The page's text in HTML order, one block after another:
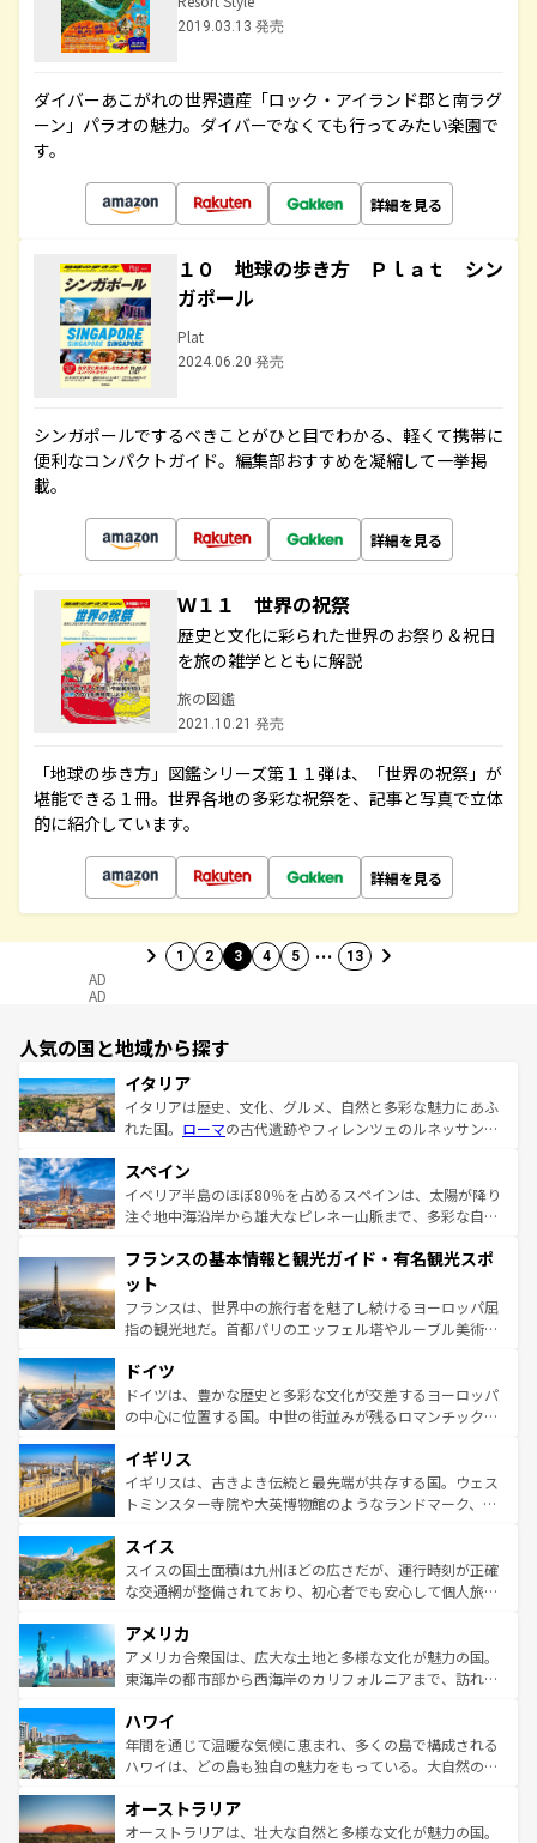
2019.03.13 発売
ダイバーあこがれの世界遺産「ロック・アイランド郡と南ラグ
ーン」パラオの魅力。ダイバーでなくても行ってみたい楽園で
す。
詳細を見る
１０ 地球の歩き方 Ｐｌａｔ シン
ガポール
Plat
2024.06.20 発売
シンガポールでするべきことがひと目でわかる、軽くて携帯に
便利なコンパクトガイド。編集部おすすめを凝縮して一挙掲
載。
詳細を見る
Ｗ１１ 世界の祝祭
歴史と文化に彩られた世界のお祭り＆祝日
を旅の雑学とともに解説
旅の図鑑
2021.10.21 発売
「地球の歩き方」図鑑シリーズ第１１弾は、「世界の祝祭」が
堪能できる１冊。世界各地の多彩な祝祭を、記事と写真で立体
的に紹介しています。
詳細を見る
1 2 3 4 5 … 13
AD
AD
人気の国と地域から探す
イタリア
イタリアは歴史、文化、グルメ、自然と多彩な魅力にあふ
れた国。 ローマの古代遺跡やフィレンツェのルネッサンス
ろん、トスカーナの美しい田園風景やアマルフィ海岸の絶
景など、自然景観も見逃せない。観光の合間には、本場の
ピザやパスタなど、絶品のイタリア料理を堪能することも
ませてくれるイタリアで、忘れられない旅をしてみよう！
なお、新着のイタリア情報は
しい。
スペイン
イベリア半島のほぼ80％を占めるスペインは、太陽が降り
注ぐ地中海沿岸から雄大なピレネー山脈まで、多彩な自然
文化が根付くこの国では、情熱的なフラメンコ、熱気あふ
れる闘牛、そして美味しいタパスが生活の一部となってい
る。首都マドリードの洗練された雰囲気や、バルセロナの
アートに溢れた街角から、地方では古代ローマ遺跡や中世
せる。地方によって風土や気候が異なるスペインはその個
性で訪れる人を魅了する。 なお、新着のスペイン情報は コ
ンテンツ一覧を参照してほしい。
フランスの基本情報と観光ガイド・有名観光スポ
ット
フランスは、世界中の旅行者を魅了し続けるヨーロッパ屈
指の観光地だ。首都パリのエッフェル塔やルーブル美術館
で、幅広い魅力が詰まっている。華麗な宮殿、歴史的な大
聖堂、美しいビーチ、そして豊かな自然が、訪れる者を心
から魅了する。また、フランスは美食の国としても知ら
いる。シャンパンの発祥地であるランス、プロヴァンスの
香り高いラベンダー畑など、多彩な楽しみ方が可能だ。さ
らに、パリ以外の地域にも魅力が溢れており、どの街角に
れる地方に足を運ぶとそれぞれで全く異なる文化を体験で
きるだろう。 なお、新着のフランス情報はコンテンツ一覧
を参照してほしい。
ドイツ
ドイツは、豊かな歴史と多彩な文化が交差するヨーロッパ
の中心に位置する国。中世の街並みが残るロマンチック街
顔を持つこの国は、どこを歩いても飽きることがない。ベ
ルリンの文化的活気、バイエルン州のアルプスの絶景、そ
してライン川沿いのワイン畑といった風景は必見。ビール
は、お酒好きな人にはぜひ体験してほしい。 なお、新着の
ドイツ情報はコンテンツ一覧を参照してほしい。
イギリス
イギリスは、古きよき伝統と最先端が共存する国。ウェス
トミンスター寺院や大英博物館のようなランドマーク、歴
リアごとに異なる魅力がある。また、優雅なアフタヌーン
ティー、ビール好きにはたまらない英国パブ、サッカー観
戦など、本場だからこそできる体験も豊富。イギリスを旅
ンツ一覧を参照してほしい。
スイス
スイスの国土面積は九州ほどの広さだが、運行時刻が正確
な交通網が整備されており、初心者でも安心して個人旅行
の建物がそのまま残る町や、スイスならではのユニークな
博物館もあり、アルプス観光だけでなく町歩きも満喫する
ことができる。国民の所得が高いため物価も高いが、旅行
ば市内交通費無料で観光を楽しむこともできる。 なお、新
着のスイス情報はコンテンツ一覧 を参照してほしい。
アメリカ
アメリカ合衆国は、広大な土地と多様な文化が魅力の国。
東海岸の都市部から西海岸のカリフォルニアまで、訪れる
のような巨大都市は、観光、ショッピング、エンターテイ
ンメントが詰まった刺激的なスポットだ。一方、アメリカ
西部には大自然が広がり、グランドキャニオンやイエロー
部のニューオーリンズでは、音楽と美食が融合した独特の
文化が魅力。旅行者はアメリカの各地域で異なる魅力を楽
ハワイ
年間を通じて温暖な気候に恵まれ、多くの島で構成される
ハワイは、どの島も独自の魅力をもっている。大自然の神
ワイ島は見逃せない。また、定番の観光地といえばオアフ
島だが、静かな自然を求めるならマウイ島やカウアイ島が
オーストラリア
オーストラリアは、壮大な自然と多様な文化が魅力の国。